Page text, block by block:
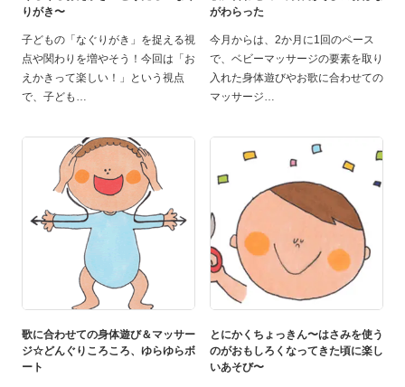
りがき〜
子どもの「なぐりがき」を捉える視
点や関わりを増やそう！今回は「お
えかきって楽しい！」という視点
で、子ども
がわらった
今月からは、2か月に1回のペース
で、ベビーマッサージの要素を取り
入れた身体遊びやお歌に合わせての
マッサージ
歌に合わせての身体遊び＆マッサー
ジ☆どんぐりころころ、ゆらゆらボ
ート
とにかくちょっきん〜はさみを使う
のがおもしろくなってきた頃に楽し
いあそび〜